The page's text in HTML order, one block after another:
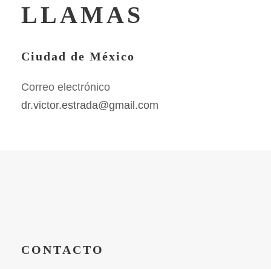
LLAMAS
Ciudad de México
Correo electrónico
dr.victor.estrada@gmail.com
CONTACTO